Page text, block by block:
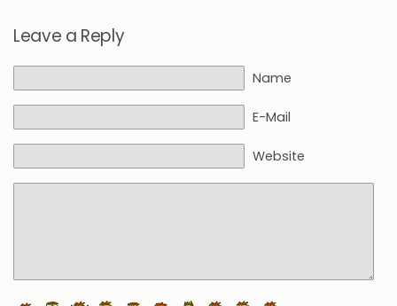
Leave a Reply
Name
E-Mail
Website